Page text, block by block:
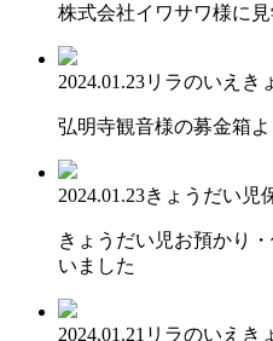
株式会社イワサワ様に
2024.01.23リラのいえ き
弘明寺観音様の募金箱
2024.01.23きょうだい児
きょうだい児お預かり
いました
2024.01.21 リラのいえ き